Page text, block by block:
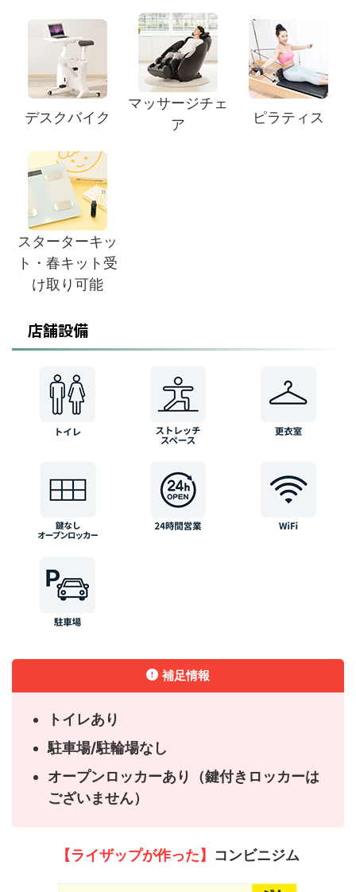
デスクバイク
マッサージチェ
ア
ピラティス
スターターキッ
ト・春キット受
け取り可能
店舗設備
補足情報
トイレあり
駐車場/駐輪場なし
オープンロッカーあり（鍵付きロッカーは
ございません）
【ライザップが作った】 コンビニジム